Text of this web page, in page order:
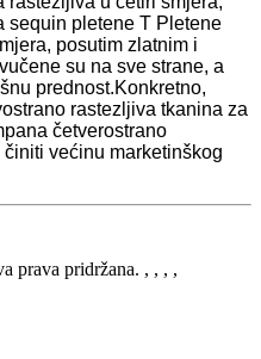
sequin pletene T Pletene
posutim zlatnim i
su na sve strane, a
prednost.Konkretno,
rastezljiva tkanina za
četverostrano
većinu marketinškog
prava pridržana. , , , ,